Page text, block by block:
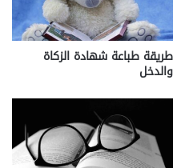
طريقة طباعة شهادة الزكاة
والدخل